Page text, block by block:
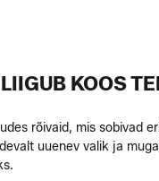
KOOS
rõivaid, mis sobivad
uuenev valik ja